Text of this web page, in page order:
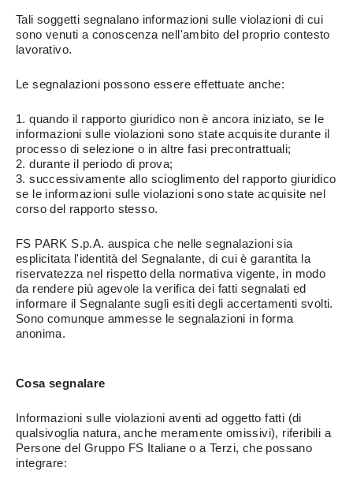
Tali soggetti segnalano informazioni sulle violazioni di cui
sono venuti a conoscenza nell'ambito del proprio contesto
lavorativo.
Le segnalazioni possono essere effettuate anche:
1. quando il rapporto giuridico non è ancora iniziato, se le
informazioni sulle violazioni sono state acquisite durante il
processo di selezione o in altre fasi precontrattuali;
2. durante il periodo di prova;
3. successivamente allo scioglimento del rapporto giuridico
se le informazioni sulle violazioni sono state acquisite nel
corso del rapporto stesso.
FS PARK S.p.A. auspica che nelle segnalazioni sia
esplicitata l'identità del Segnalante, di cui è garantita la
riservatezza nel rispetto della normativa vigente, in modo
da rendere più agevole la verifica dei fatti segnalati ed
informare il Segnalante sugli esiti degli accertamenti svolti.
Sono comunque ammesse le segnalazioni in forma
anonima.
Cosa segnalare
Informazioni sulle violazioni aventi ad oggetto fatti (di
qualsivoglia natura, anche meramente omissivi), riferibili a
Persone del Gruppo FS Italiane o a Terzi, che possano
integrare: